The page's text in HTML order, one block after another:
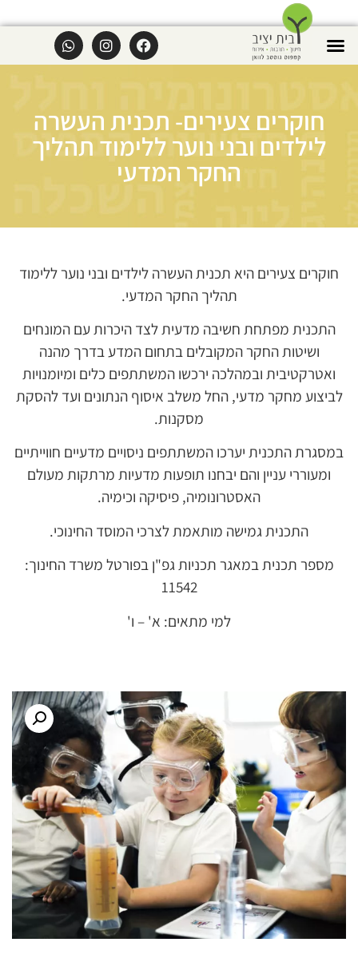
חוקרים צעירים- תכנית העשרה
לילדים ובני נוער ללימוד תהליך
החקר המדעי
חוקרים צעירים היא תכנית העשרה לילדים ובני נוער ללימוד
תהליך החקר המדעי.
התכנית מפתחת חשיבה מדעית לצד היכרות עם המונחים
ושיטות החקר המקובלים בתחום המדע בדרך מהנה
ואטרקטיבית ובמהלכה ירכשו המשתתפים כלים ומיומנויות
לביצוע מחקר מדעי, החל משלב איסוף הנתונים ועד להסקת
מסקנות.
במסגרת התכנית יערכו המשתתפים ניסויים מדעיים חווייתיים
ומעוררי עניין והם יבחנו תופעות מדעיות מרתקות מעולם
האסטרונומיה, פיסיקה וכימיה.
התכנית גמישה מותאמת לצרכי המוסד החינוכי.
מספר תכנית במאגר תכניות גפ"ן בפורטל משרד החינוך:
11542
למי מתאים: א' – ו'